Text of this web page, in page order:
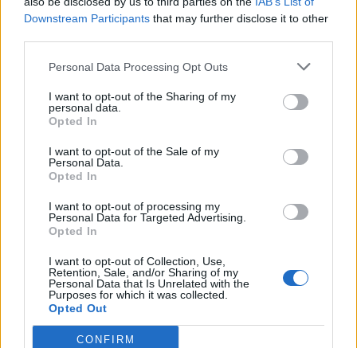
Downstream Participants that may further disclose it to other
Personal Data Processing Opt Outs
I want to opt-out of the Sharing of my
personal data.
Opted In
I want to opt-out of the Sale of my
Personal Data.
Opted In
I want to opt-out of processing my
Personal Data for Targeted Advertising.
Opted In
I want to opt-out of Collection, Use,
Retention, Sale, and/or Sharing of my
Personal Data that Is Unrelated with the
Purposes for which it was collected.
Opted Out
CONFIRM
SOUVISEJÍCÍ ČLÁNKY
VÍCE OD AUTORA
Většina koupališť na Příbramsku nabízí
výborné podmínky. Horší voda je jen na
Zpravodajství
Příbram modernizuje parkovací automaty.
Zpravodajství
Středočeský kraj upravil pravidla soutěže.
Obce nově získají body i za předcházení
vzniku odpadu